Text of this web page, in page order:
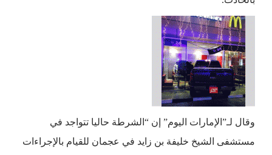
وقال لـ”الإمارات اليوم” إن “الشرطة حاليا تتواجد في
مستشفى الشيخ خليفة بن زايد في عجمان للقيام بالإجراءات